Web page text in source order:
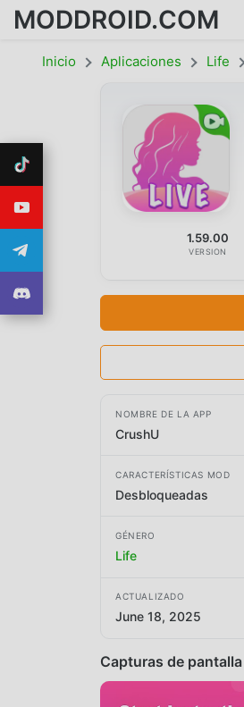
MODDROID.COM
Inicio Aplicaciones Life
1.59.00
VERSION
NOMBRE DE LA APP
CrushU
CARACTERÍSTICAS MOD
Desbloqueadas
GÉNERO
Life
ACTUALIZADO
June 18, 2025
Capturas de pantalla